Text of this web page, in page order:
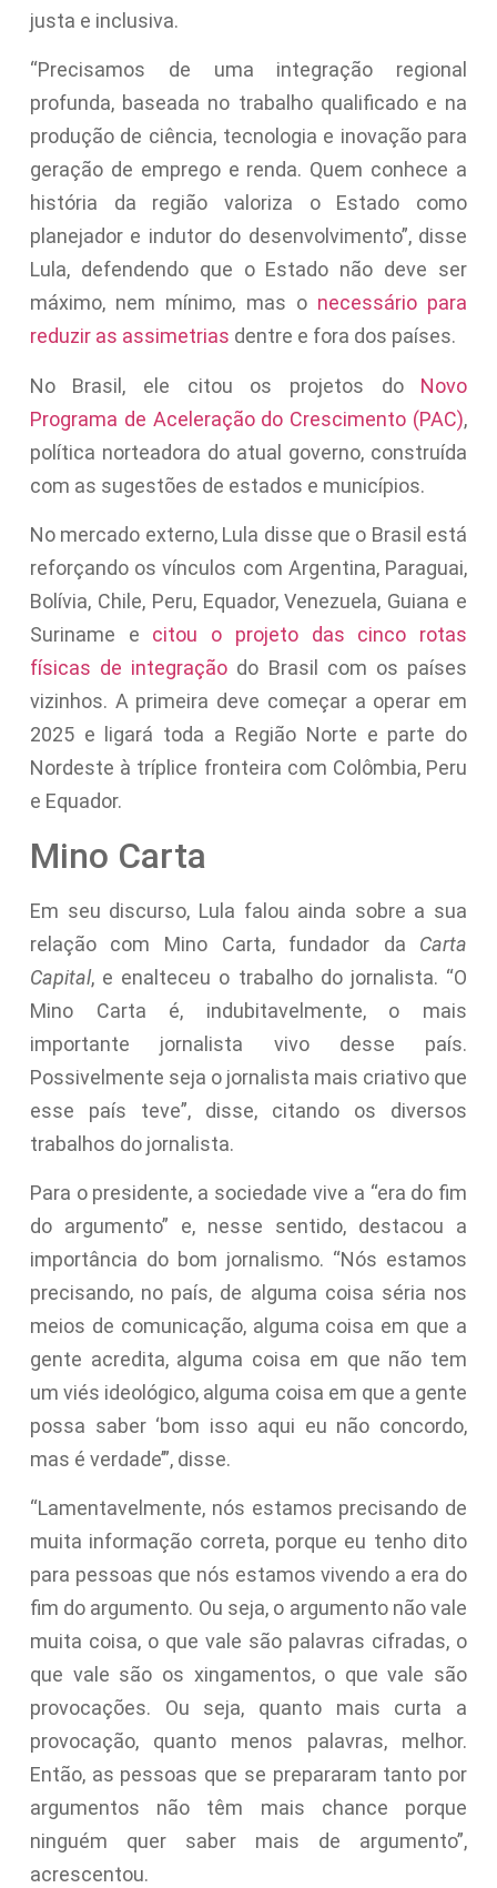
justa e inclusiva.
“Precisamos de uma integração regional
profunda, baseada no trabalho qualificado e na
produção de ciência, tecnologia e inovação para
geração de emprego e renda. Quem conhece a
história da região valoriza o Estado como
planejador e indutor do desenvolvimento”, disse
Lula, defendendo que o Estado não deve ser
máximo, nem mínimo, mas o necessário para
reduzir as assimetrias dentre e fora dos países.
No Brasil, ele citou os projetos do Novo
Programa de Aceleração do Crescimento (PAC),
política norteadora do atual governo, construída
com as sugestões de estados e municípios.
No mercado externo, Lula disse que o Brasil está
reforçando os vínculos com Argentina, Paraguai,
Bolívia, Chile, Peru, Equador, Venezuela, Guiana e
Suriname e citou o projeto das cinco rotas
físicas de integração do Brasil com os países
vizinhos. A primeira deve começar a operar em
2025 e ligará toda a Região Norte e parte do
Nordeste à tríplice fronteira com Colômbia, Peru
e Equador.
Mino Carta
Em seu discurso, Lula falou ainda sobre a sua
relação com Mino Carta, fundador da Carta
Capital, e enalteceu o trabalho do jornalista. “O
Mino Carta é, indubitavelmente, o mais
importante jornalista vivo desse país.
Possivelmente seja o jornalista mais criativo que
esse país teve”, disse, citando os diversos
trabalhos do jornalista.
Para o presidente, a sociedade vive a “era do fim
do argumento” e, nesse sentido, destacou a
importância do bom jornalismo. “Nós estamos
precisando, no país, de alguma coisa séria nos
meios de comunicação, alguma coisa em que a
gente acredita, alguma coisa em que não tem
um viés ideológico, alguma coisa em que a gente
possa saber ‘bom isso aqui eu não concordo,
mas é verdade’”, disse.
“Lamentavelmente, nós estamos precisando de
muita informação correta, porque eu tenho dito
para pessoas que nós estamos vivendo a era do
fim do argumento. Ou seja, o argumento não vale
muita coisa, o que vale são palavras cifradas, o
que vale são os xingamentos, o que vale são
provocações. Ou seja, quanto mais curta a
provocação, quanto menos palavras, melhor.
Então, as pessoas que se prepararam tanto por
argumentos não têm mais chance porque
ninguém quer saber mais de argumento”,
acrescentou.